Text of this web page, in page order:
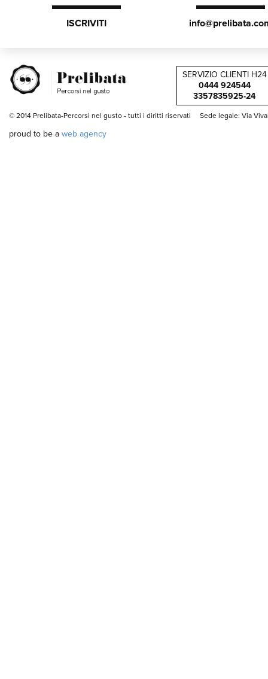
ISCRIVITI
SERVIZIO CLIENTI H24
0444 924544
3357835925-24
© 2014 Prelibata-Percorsi nel gusto - tutti i diritti riservati Sede legale: Via
proud to be a web agency